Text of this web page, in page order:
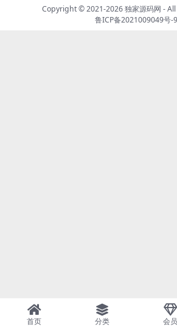
Copyright © 2021-2026独家源码网 -
鲁ICP备2021009049号-9
首页 分类 会员